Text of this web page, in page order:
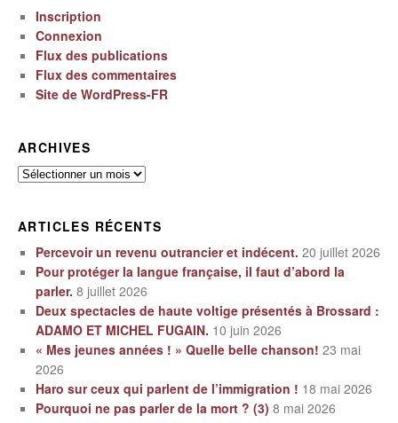
Inscription
Connexion
Flux des publications
Flux des commentaires
Site de WordPress-FR
ARCHIVES
Archives
ARTICLES RÉCENTS
Percevoir un revenu outrancier et indécent. 20 juillet 2026
Pour protéger la langue française, il faut d’abord la
parler. 8 juillet 2026
Deux spectacles de haute voltige présentés à Brossard :
ADAMO ET MICHEL FUGAIN. 10 juin 2026
« Mes jeunes années ! » Quelle belle chanson! 23 mai
2026
Haro sur ceux qui parlent de l’immigration ! 18 mai 2026
Pourquoi ne pas parler de la mort ? (3) 8 mai 2026